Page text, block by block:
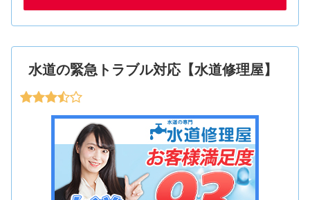
水道の緊急トラブル対応【水道修理屋】